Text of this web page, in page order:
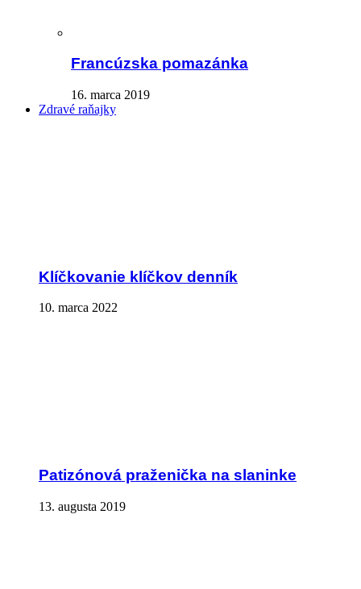
Francúzska pomazánka
16. marca 2019
Zdravé raňajky
Klíčkovanie klíčkov denník
10. marca 2022
Patizónová praženička na slaninke
13. augusta 2019